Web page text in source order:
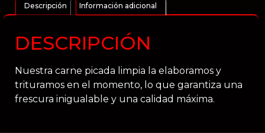
Descripción Información adicional
DESCRIPCIÓN
Nuestra carne picada limpia la elaboramos y
trituramos en el momento, lo que garantiza una
frescura inigualable y una calidad máxima.